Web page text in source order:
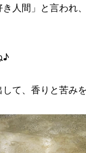
人間」と言われ、
♪
て、香りと苦み